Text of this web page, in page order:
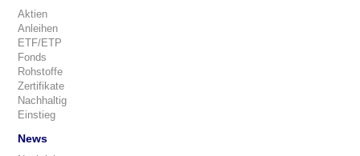
Aktien
Anleihen
ETF/ETP
Fonds
Rohstoffe
Zertifikate
Nachhaltig
Einstieg
News